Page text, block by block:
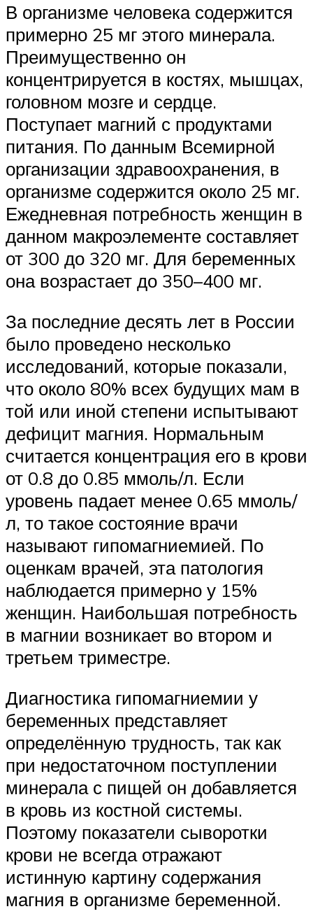
В организме человека содержится
примерно 25 мг этого минерала.
Преимущественно он
концентрируется в костях, мышцах,
головном мозге и сердце.
Поступает магний с продуктами
питания. По данным Всемирной
организации здравоохранения, в
организме содержится около 25 мг.
Ежедневная потребность женщин в
данном макроэлементе составляет
от 300 до 320 мг. Для беременных
она возрастает до 350–400 мг.
За последние десять лет в России
было проведено несколько
исследований, которые показали,
что около 80% всех будущих мам в
той или иной степени испытывают
дефицит магния. Нормальным
считается концентрация его в крови
от 0.8 до 0.85 ммоль/л. Если
уровень падает менее 0.65 ммоль/
л, то такое состояние врачи
называют гипомагниемией. По
оценкам врачей, эта патология
наблюдается примерно у 15%
женщин. Наибольшая потребность
в магнии возникает во втором и
третьем триместре.
Диагностика гипомагниемии у
беременных представляет
определённую трудность, так как
при недостаточном поступлении
минерала с пищей он добавляется
в кровь из костной системы.
Поэтому показатели сыворотки
крови не всегда отражают
истинную картину содержания
магния в организме беременной.